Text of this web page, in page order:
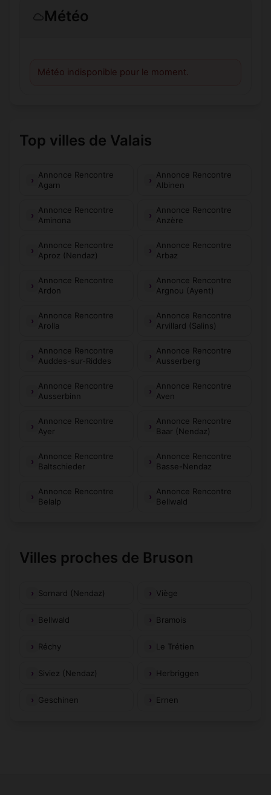
Météo
Météo indisponible pour le moment.
Top villes de Valais
Annonce Rencontre
Agarn
Annonce Rencontre
Albinen
Annonce Rencontre
Aminona
Annonce Rencontre
Anzère
Annonce Rencontre
Aproz (Nendaz)
Annonce Rencontre
Arbaz
Annonce Rencontre
Ardon
Annonce Rencontre
Argnou (Ayent)
Annonce Rencontre
Arolla
Annonce Rencontre
Arvillard (Salins)
Annonce Rencontre
Auddes-sur-Riddes
Annonce Rencontre
Ausserberg
Annonce Rencontre
Ausserbinn
Annonce Rencontre
Aven
Annonce Rencontre
Ayer
Annonce Rencontre
Baar (Nendaz)
Annonce Rencontre
Baltschieder
Annonce Rencontre
Basse-Nendaz
Annonce Rencontre
Belalp
Annonce Rencontre
Bellwald
Villes proches de Bruson
Sornard (Nendaz) Viège
Bellwald Bramois
Réchy Le Trétien
Siviez (Nendaz) Herbriggen
Geschinen Ernen